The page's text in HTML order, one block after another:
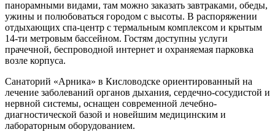
панорамными видами, там можно заказать завтраками, обеды,
ужины и полюбоваться городом с высоты. В распоряжении
отдыхающих спа-центр с термальным комплексом и крытым
14-ти метровым бассейном. Гостям доступны услуги
прачечной, беспроводной интернет и охраняемая парковка
возле корпуса.
Санаторий «Арника» в Кисловодске ориентированный на
лечение заболеваний органов дыхания, сердечно-сосудистой и
нервной системы, оснащен современной лечебно-
диагностической базой и новейшим медицинским и
лабораторным оборудованием.